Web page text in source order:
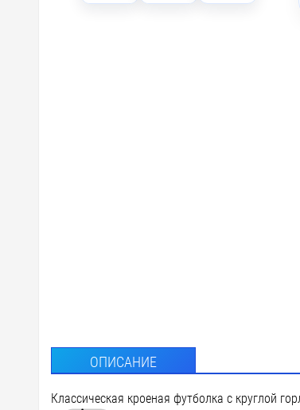
ОПИСАНИЕ
Классическая кроеная футболка с круглой